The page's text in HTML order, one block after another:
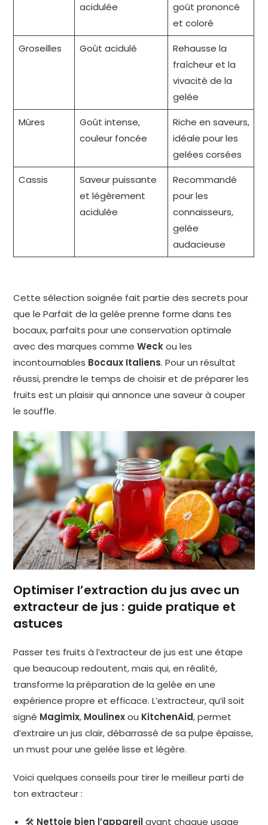
acidulée
goût prononcé
et coloré
Groseilles
Goût acidulé
Rehausse la
fraîcheur et la
vivacité de la
gelée
Mûres
Goût intense,
couleur foncée
Riche en saveurs,
idéale pour les
gelées corsées
Cassis
Saveur puissante
et légèrement
acidulée
Recommandé
pour les
connaisseurs,
gelée
audacieuse
Cette sélection soignée fait partie des secrets pour
que le Parfait de la gelée prenne forme dans tes
bocaux, parfaits pour une conservation optimale
avec des marques commeWeckou les
incontournables Bocaux Italiens. Pour un résultat
réussi, prendre le temps de choisir et de préparer les
fruits est un plaisir qui annonce une saveur à couper
le souffle.
Optimiser l’extraction du jus avec un
extracteur de jus : guide pratique et
astuces
Passer tes fruits à l’extracteur de jus est une étape
que beaucoup redoutent, mais qui, en réalité,
transforme la préparation de la gelée en une
expérience propre et efficace. L’extracteur, qu’il soit
signé Magimix, Moulinexou KitchenAid, permet
d’extraire un jus clair, débarrassé de sa pulpe épaisse,
un must pour une gelée lisse et légère.
Voici quelques conseils pour tirer le meilleur parti de
ton extracteur :
🛠️ Nettoie bien l’appareilavant chaque usage